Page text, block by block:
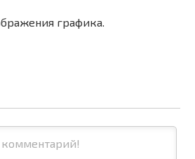
графика.